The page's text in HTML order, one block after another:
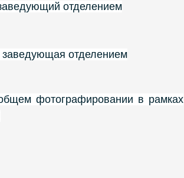
отделением
заведующая отделением
фотографировании в рамках